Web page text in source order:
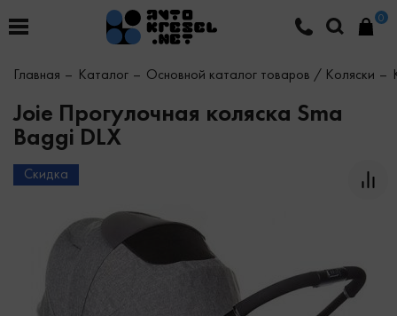
0
Главная Каталог Основной каталог товаров / Коляски
Joie Прогулочная коляска Sma
Baggi DLX
Скидка